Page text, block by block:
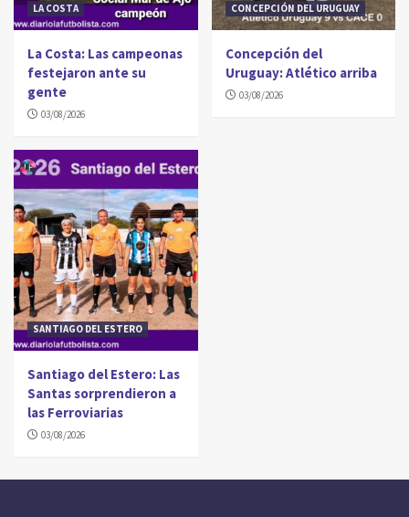
LA COSTA
La Costa: Las campeonas
festejaron ante su
gente
03/08/2026
CONCEPCIÓN DEL URUGUAY
Concepción del
Uruguay: Atlético arriba
03/08/2026
SANTIAGO DEL ESTERO
Santiago del Estero: Las
Santas sorprendieron a
las Ferroviarias
03/08/2026